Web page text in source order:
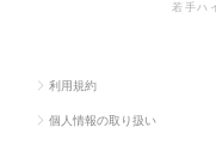
若手ハ
利用規約
個人情報の取り扱い